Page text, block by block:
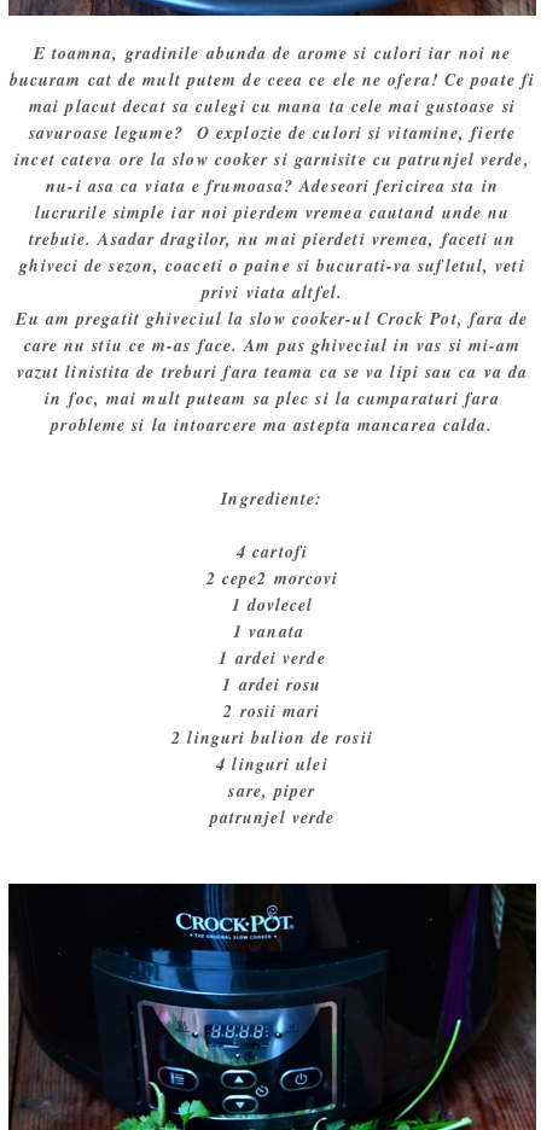
E toamna, gradinile abunda de arome si culori iar noi ne
bucuram cat de mult putem de ceea ce ele ne ofera! Ce poate fi
mai placut decat sa culegi cu mana ta cele mai gustoase si
savuroase legume? O explozie de culori si vitamine, fierte
incet cateva ore la slow cooker si garnisite cu patrunjel verde,
nu-i asa ca viata e frumoasa? Adeseori fericirea sta in
lucrurile simple iar noi pierdem vremea cautand unde nu
trebuie. Asadar dragilor, nu mai pierdeti vremea, faceti un
ghiveci de sezon, coaceti o paine si bucurati-va sufletul, veti
privi viata altfel.
Eu am pregatit ghiveciul la slow cooker-ul Crock Pot, fara de
care nu stiu ce m-as face. Am pus ghiveciul in vas si mi-am
vazut linistita de treburi fara teama ca se va lipi sau ca va da
in foc, mai mult puteam sa plec si la cumparaturi fara
probleme si la intoarcere ma astepta mancarea calda.
Ingrediente:
4 cartofi
2 cepe2 morcovi
1 dovlecel
1 vanata
1 ardei verde
1 ardei rosu
2 rosii mari
2 linguri bulion de rosii
4 linguri ulei
sare, piper
patrunjel verde